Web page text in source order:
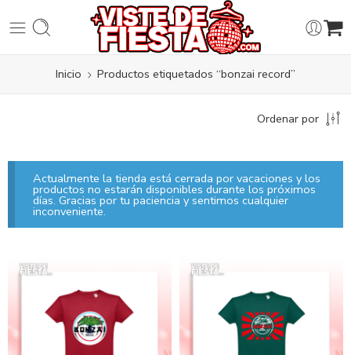
Inicio Productos etiquetados “bonzai record”
Ordenar por
Actualmente la tienda está cerrada por vacaciones y los
productos no estarán disponibles durante los próximos
días. Gracias por tu paciencia y sentimos cualquier
inconveniente.